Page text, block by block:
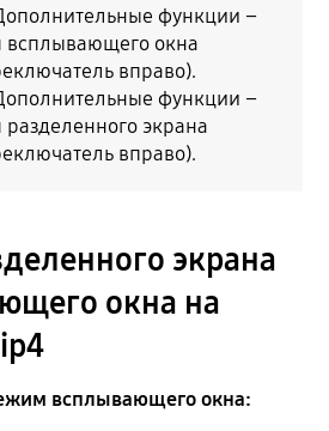
функции –
окна
вправо).
функции –
экрана
вправо).
экрана
окна на
всплывающего окна: